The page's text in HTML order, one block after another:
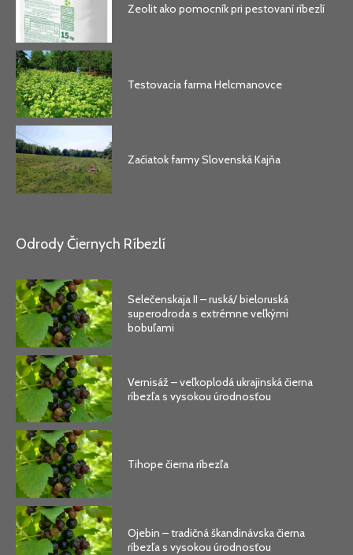
Zeolit ako pomocník pri pestovaní ríbezlí
Testovacia farma Helcmanovce
Začiatok farmy Slovenská Kajňa
Odrody Čiernych Ríbezlí
Selečenskaja II – ruská/ bieloruská
superodroda s extrémne veľkými
bobuľami
Vernisáž – veľkoplodá ukrajinská čierna
ríbezľa s vysokou úrodnosťou
Tihope čierna ríbezľa
Ojebin – tradičná škandinávska čierna
ríbezľa s vysokou úrodnosťou